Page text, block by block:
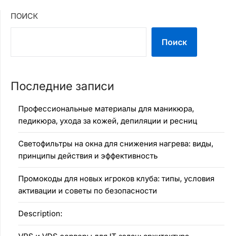
ПОИСК
Поиск
Последние записи
Профессиональные материалы для маникюра,
педикюра, ухода за кожей, депиляции и ресниц
Светофильтры на окна для снижения нагрева: виды,
принципы действия и эффективность
Промокоды для новых игроков клуба: типы, условия
активации и советы по безопасности
Description: